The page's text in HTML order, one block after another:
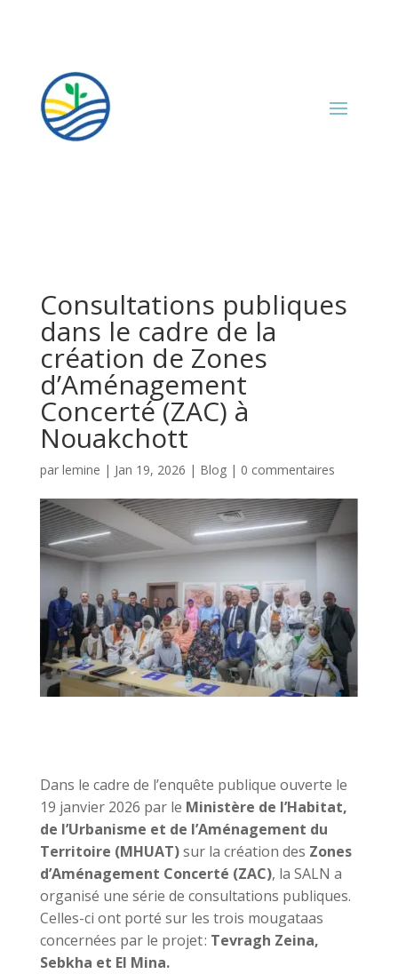
Consultations publiques
dans le cadre de la
création de Zones
d’Aménagement
Concerté (ZAC) à
Nouakchott
par lemine | Jan 19, 2026 | Blog| 0 commentaires
Dans le cadre de l’enquête publique ouverte le
19 janvier 2026 par le Ministère de l’Habitat,
de l’Urbanisme et de l’Aménagement du
Territoire (MHUAT)sur la création des Zones
d’Aménagement Concerté (ZAC), la SALN a
organisé une série de consultations publiques.
Celles-ci ont porté sur les trois mougataas
concernées par le projet : Tevragh Zeina,
Sebkha et El Mina.